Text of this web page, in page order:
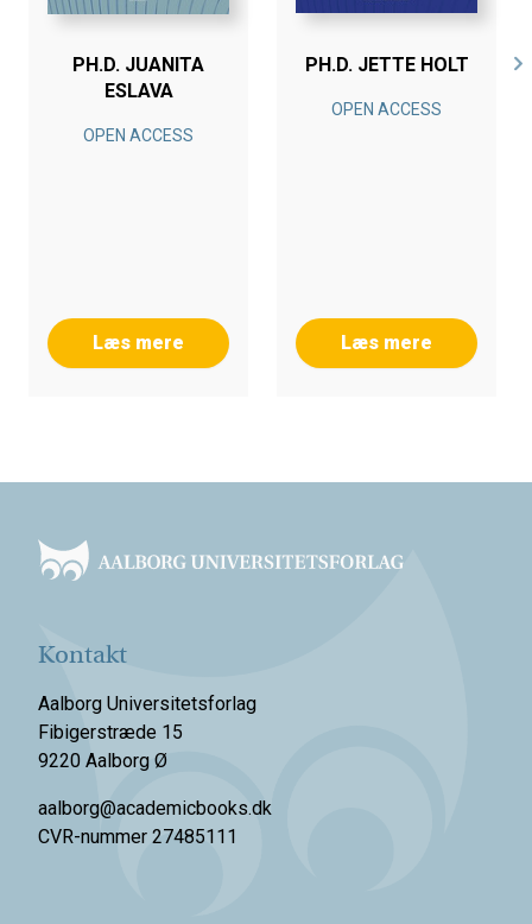
PH.D. JUANITA
ESLAVA
OPEN ACCESS
Læs mere
PH.D. JETTE HOLT
OPEN ACCESS
Læs mere
Kontakt
Aalborg Universitetsforlag
Fibigerstræde 15
9220 Aalborg Ø
aalborg@academicbooks.dk
CVR-nummer 27485111